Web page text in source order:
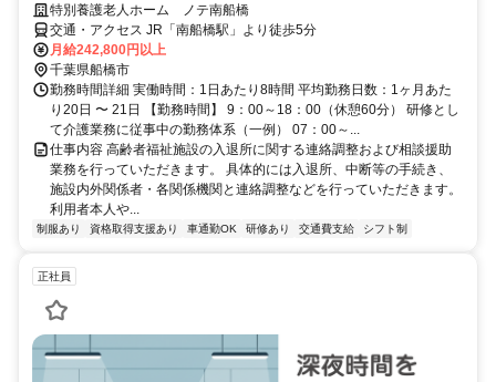
特別養護老人ホーム ノテ南船橋
交通・アクセス JR「南船橋駅」より徒歩5分
月給242,800円以上
千葉県船橋市
勤務時間詳細 実働時間：1日あたり8時間 平均勤務日数：1ヶ月あた
り20日 〜 21日 【勤務時間】 9：00～18：00（休憩60分） 研修とし
て介護業務に従事中の勤務体系（一例） 07：00～...
仕事内容 高齢者福祉施設の入退所に関する連絡調整および相談援助
業務を行っていただきます。 具体的には入退所、中断等の手続き、
施設内外関係者・各関係機関と連絡調整などを行っていただきます。
利用者本人や...
制服あり 資格取得支援あり 車通勤OK 研修あり 交通費支給 シフト制
正社員